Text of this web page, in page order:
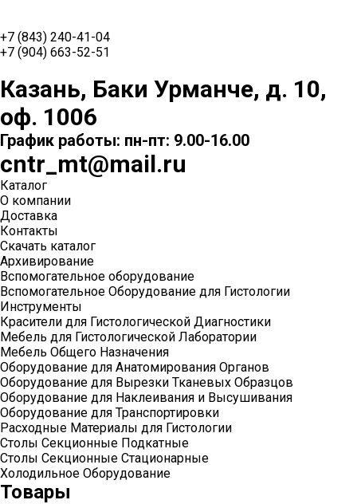
+7 (843) 240-41-04
+7 (904) 663-52-51
Казань, Баки Урманче, д. 10,
оф. 1006
График работы: пн-пт: 9.00-16.00
cntr_mt@mail.ru
Каталог
О компании
Доставка
Контакты
Скачать каталог
Архивирование
Вспомогательное оборудование
Вспомогательное Оборудование для Гистологии
Инструменты
Красители для Гистологической Диагностики
Мебель для Гистологической Лаборатории
Мебель Общего Назначения
Оборудование для Анатомирования Органов
Оборудование для Вырезки Тканевых Образцов
Оборудование для Наклеивания и Высушивания
Оборудование для Транспортировки
Расходные Материалы для Гистологии
Столы Секционные Подкатные
Столы Секционные Стационарные
Холодильное Оборудование
Товары